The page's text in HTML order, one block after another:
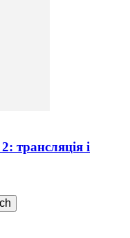
трансляція і